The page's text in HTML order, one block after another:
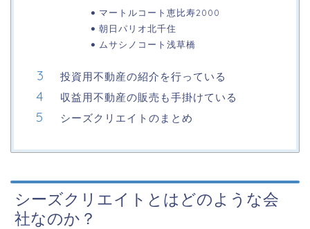
マートルコート恵比寿2000
朝日パリオ北千住
ムサシノコート浅草橋
投資用不動産の紹介を行っている
収益用不動産の販売も手掛けている
シーズクリエイトのまとめ
シーズクリエイトとはどのような会
社なのか？